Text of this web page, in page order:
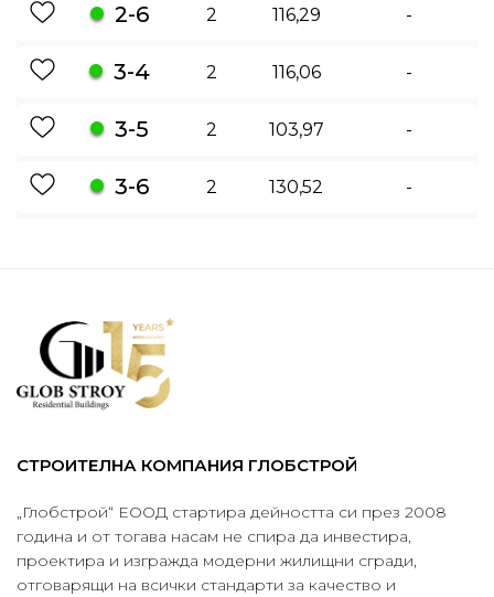
2-6 2 116,29 -
3-4 2 116,06 -
3-5 2 103,97 -
3-6 2 130,52 -
СТРОИТЕЛНА КОМПАНИЯ ГЛОБСТРОЙ
„Глобстрой“ ЕООД стартира дейността си през 2008
година и от тогава насам не спира да инвестира,
проектира и изгражда модерни жилищни сгради,
отговарящи на всички стандарти за качество и